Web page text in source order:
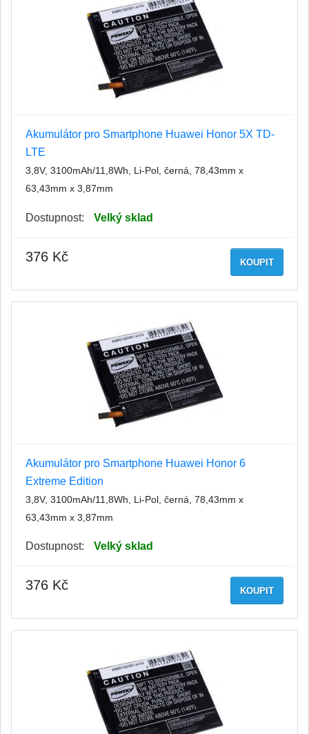
Akumulátor pro Smartphone Huawei Honor 5X TD-
LTE
3,8V, 3100mAh/11,8Wh, Li-Pol, černá, 78,43mm x
63,43mm x 3,87mm
Dostupnost: Velký sklad
KOUPIT
376 Kč
Akumulátor pro Smartphone Huawei Honor 6
Extreme Edition
3,8V, 3100mAh/11,8Wh, Li-Pol, černá, 78,43mm x
63,43mm x 3,87mm
Dostupnost: Velký sklad
KOUPIT
376 Kč